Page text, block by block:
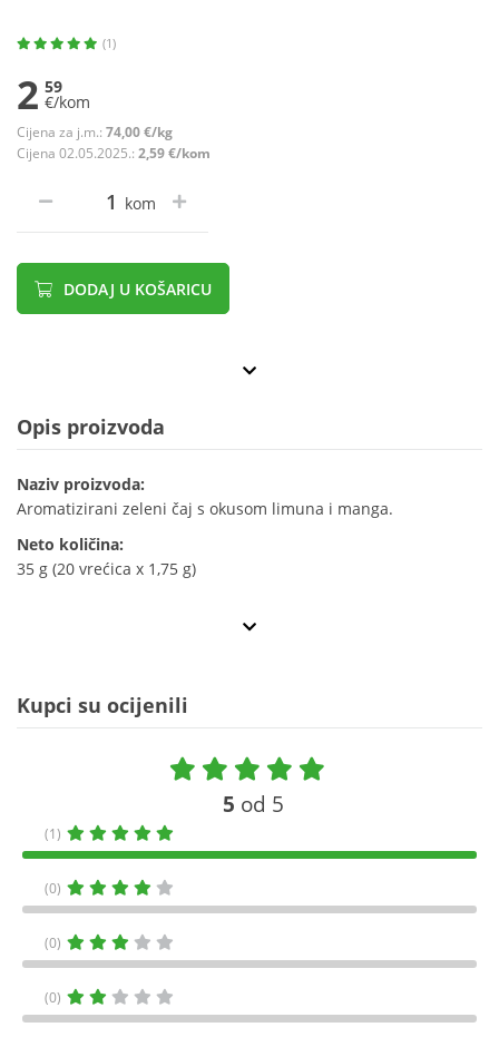
(1)
2 59
€/kom
Cijena za j.m.: 74,00 €/kg
Cijena 02.05.2025.: 2,59 €/kom
kom
DODAJ U KOŠARICU
Opis proizvoda
Naziv proizvoda:
Aromatizirani zeleni čaj s okusom limuna i manga.
Neto količina:
35 g (20 vrećica x 1,75 g)
Kupci su ocijenili
5 od 5
(1)
(0)
(0)
(0)